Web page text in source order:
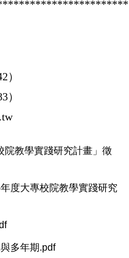
）
）
院教學實踐研究計畫」徵
度大專校院教學實踐研究
多年期.pdf